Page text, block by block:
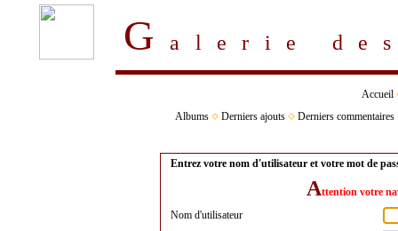
Galerie
Accueil
Albums
Derniers ajouts Derniers commentaires
Entrez votre nom d'utilisateur et votre mot de
Attention votre
Nom d'utilisateur